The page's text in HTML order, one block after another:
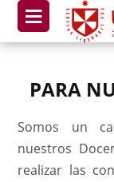
PARA
Somos un
nuestros
realizar las